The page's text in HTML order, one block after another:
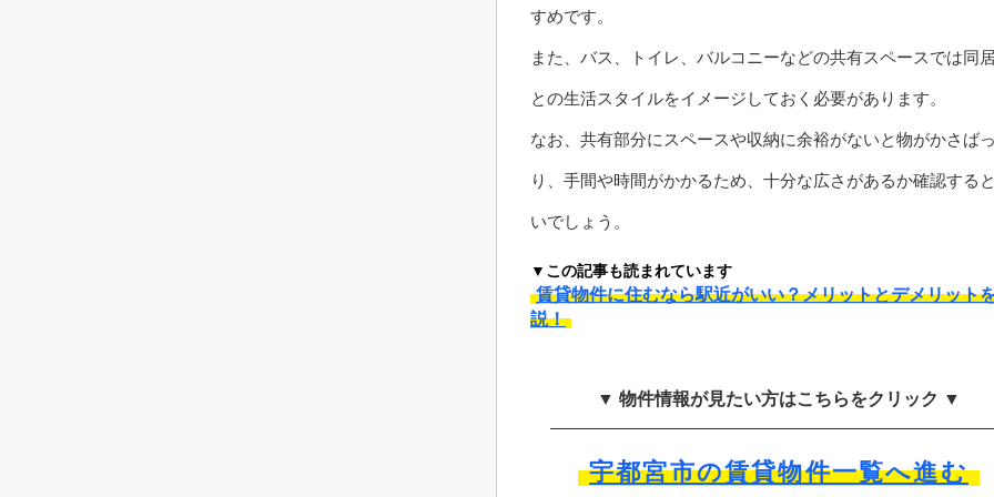
すめです。
また、バス、トイレ、バルコニーなどの共有スペースでは同
との生活スタイルをイメージしておく必要があります。
なお、共有部分にスペースや収納に余裕がないと物がかさば
り、手間や時間がかかるため、十分な広さがあるか確認する
いでしょう。
▼この記事も読まれています
賃貸物件に住むなら駅近がいい？メリットとデメリット
説！
▼ 物件情報が見たい方はこちらをクリック ▼
宇都宮市の賃貸物件一覧へ進む